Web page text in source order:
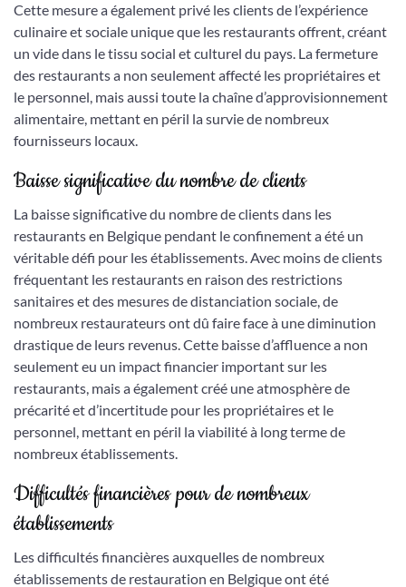
Cette mesure a également privé les clients de l’expérience
culinaire et sociale unique que les restaurants offrent, créant
un vide dans le tissu social et culturel du pays. La fermeture
des restaurants a non seulement affecté les propriétaires et
le personnel, mais aussi toute la chaîne d’approvisionnement
alimentaire, mettant en péril la survie de nombreux
fournisseurs locaux.
Baisse significative du nombre de clients
La baisse significative du nombre de clients dans les
restaurants en Belgique pendant le confinement a été un
véritable défi pour les établissements. Avec moins de clients
fréquentant les restaurants en raison des restrictions
sanitaires et des mesures de distanciation sociale, de
nombreux restaurateurs ont dû faire face à une diminution
drastique de leurs revenus. Cette baisse d’affluence a non
seulement eu un impact financier important sur les
restaurants, mais a également créé une atmosphère de
précarité et d’incertitude pour les propriétaires et le
personnel, mettant en péril la viabilité à long terme de
nombreux établissements.
Difficultés financières pour de nombreux
établissements
Les difficultés financières auxquelles de nombreux
établissements de restauration en Belgique ont été